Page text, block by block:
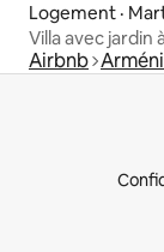
Logement ·
Villa avec jardin
Airbnb